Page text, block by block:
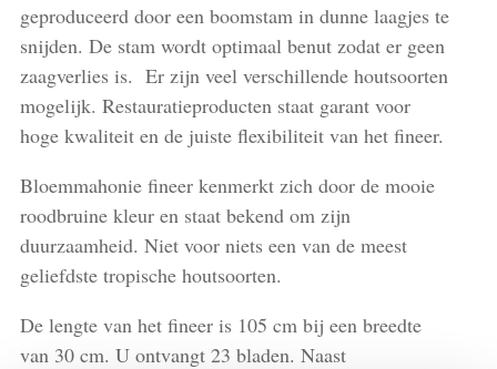
geproduceerd door een boomstam in dunne laagjes te
snijden. De stam wordt optimaal benut zodat er geen
zaagverlies is. Er zijn veel verschillende houtsoorten
mogelijk. Restauratieproducten staat garant voor
hoge kwaliteit en de juiste flexibiliteit van het fineer.
Bloemmahonie fineer kenmerkt zich door de mooie
roodbruine kleur en staat bekend om zijn
duurzaamheid. Niet voor niets een van de meest
geliefdste tropische houtsoorten.
De lengte van het fineer is 105 cm bij een breedte
van 30 cm. U ontvangt 23 bladen. Naast